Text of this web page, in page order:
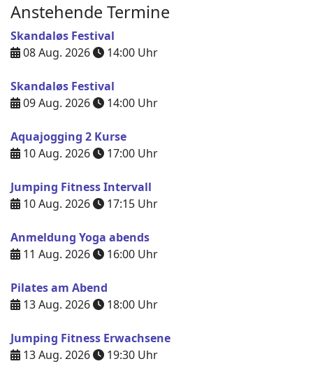
Anstehende Termine
Skandaløs Festival
08 Aug. 2026
14:00 Uhr
Skandaløs Festival
09 Aug. 2026
14:00 Uhr
Aquajogging 2 Kurse
10 Aug. 2026
17:00 Uhr
Jumping Fitness Intervall
10 Aug. 2026
17:15 Uhr
Anmeldung Yoga abends
11 Aug. 2026
16:00 Uhr
Pilates am Abend
13 Aug. 2026
18:00 Uhr
Jumping Fitness Erwachsene
13 Aug. 2026
19:30 Uhr